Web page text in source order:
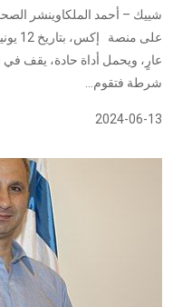
شييك – أحمد الملكاوينشر
عارٍ، ويحمل أداة حادة، يقف في
شرطة فتقوم...
2024-06-13